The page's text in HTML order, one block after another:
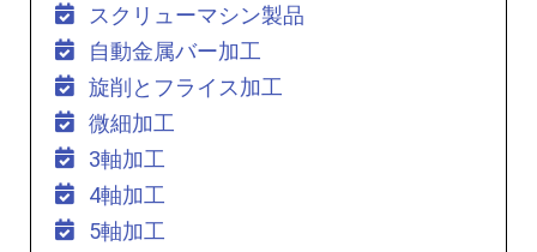
スクリューマシン製品
自動金属バー加工
旋削とフライス加工
微細加工
3軸加工
4軸加工
5軸加工